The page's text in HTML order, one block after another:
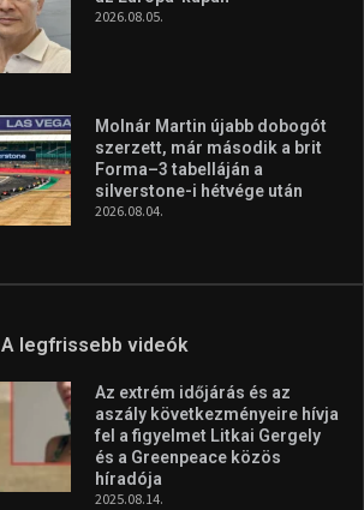
2026.08.05.
Molnár Martin újabb dobogót
szerzett, már második a brit
Forma–3 tabelláján a
silverstone-i hétvége után
2026.08.04.
A legfrissebb videók
Az extrém időjárás és az
aszály következményeire hívja
fel a figyelmet Litkai Gergely
és a Greenpeace közös
híradója
2025.08.14.